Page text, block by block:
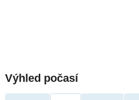
Výhled počasí